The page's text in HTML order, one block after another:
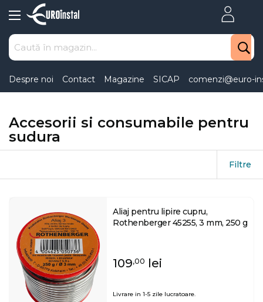
to
Content
Despre noi Contact Magazine SICAP comenzi@euro-
Accesorii si consumabile pentru
sudura
Filtre
Aliaj pentru lipire cupru,
Rothenberger 45255, 3 mm, 250 g
109,00 lei
Livrare in 1-5 zile lucratoare.